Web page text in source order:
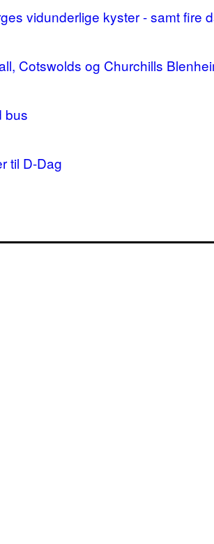
vidunderlige kyster - samt fire
Cotswolds og Churchills
bus
til D-Dag